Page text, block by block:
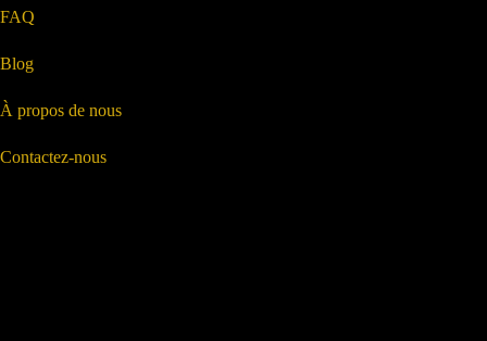
FAQ
Blog
À propos de nous
Contactez-nous